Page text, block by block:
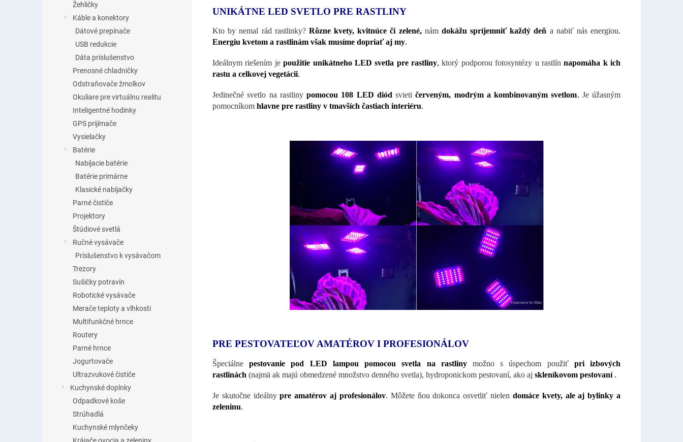
Žehličky
Káble a konektory
Dátové prepínače
USB redukcie
Dáta príslušenstvo
Prenosné chladničky
Odstraňovače žmolkov
Okuliare pre virtuálnu realitu
Inteligentné hodinky
GPS prijímače
Vysielačky
Batérie
Nabíjacie batérie
Batérie primárne
Klasické nabíjačky
Parné čističe
Projektory
Štúdiové svetlá
Ručné vysávače
Príslušenstvo k vysávačom
Trezory
Sušičky potravín
Robotické vysávače
Merače teploty a vlhkosti
Multifunkčné hrnce
Routery
Parné hrnce
Jogurtovače
Ultrazvukové čističe
Kuchynské doplnky
Odpadkové koše
Strúhadlá
Kuchynské mlynčeky
UNIKÁTNE LED SVETLO PRE RASTLINY
Kto by nemal rád rastlinky? Rôzne kvety, kvitnúce či zelené,nám dokážu spríjemniť každý deň a nabiť nás energiou.
Energiu kvetom a rastlinám však musíme dopriať aj my.
Ideálnym riešením jepoužitie unikátneho LED svetla pre rastliny, ktorý podporou fotosyntézy u rastlínnapomáha k ich
rastu a celkovej vegetácii.
Jedinečné svetlo na rastlinypomocou 108 LED diódsvieti červeným, modrým a kombinovaným svetlom. Je úžasným
pomocníkom hlavne pre rastliny v tmavších častiach interiéru.
PRE PESTOVATEĽOV AMATÉROV I PROFESIONÁLOV
Špeciálne pestovanie pod LED lampou pomocou svetla na rastliny možno s úspechom použiť pri izbových
rastlinách (najmä ak majú obmedzené množstvo denného svetla), hydroponickom pestovaní, ako aj skleníkovom pestovaní.
Je skutočne ideálnypre amatérov aj profesionálov. Môžete ňou dokonca osvetliť nielen domáce kvety, ale aj bylinky a
zeleninu.